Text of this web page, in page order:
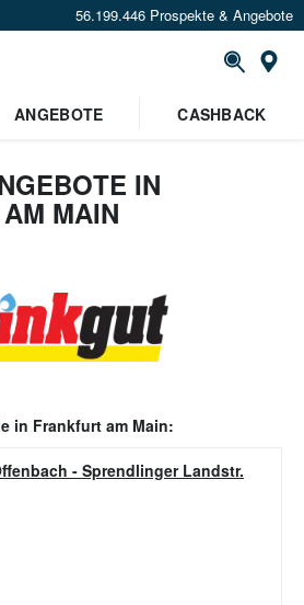
56.199.446 Prospekte & Angebote
ANGEBOTE CASHBACK
IN
MAIN
in Frankfurt am Main:
- Sprendlinger Landstr.